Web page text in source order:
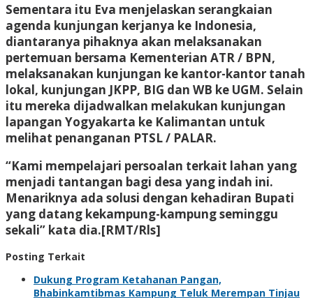
Sementara itu Eva menjelaskan serangkaian
agenda kunjungan kerjanya ke Indonesia,
diantaranya pihaknya akan melaksanakan
pertemuan bersama Kementerian ATR / BPN,
melaksanakan kunjungan ke kantor-kantor tanah
lokal, kunjungan JKPP, BIG dan WB ke UGM. Selain
itu mereka dijadwalkan melakukan kunjungan
lapangan Yogyakarta ke Kalimantan untuk
melihat penanganan PTSL / PALAR.
“Kami mempelajari persoalan terkait lahan yang
menjadi tantangan bagi desa yang indah ini.
Menariknya ada solusi dengan kehadiran Bupati
yang datang kekampung-kampung seminggu
sekali” kata dia.[RMT/Rls]
Posting Terkait
Dukung Program Ketahanan Pangan,
Bhabinkamtibmas Kampung Teluk Merempan Tinjau